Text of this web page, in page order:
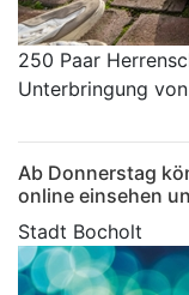
250 Paar
Unterbringung
Ab Donnerstag
online einsehen
Stadt Bocholt